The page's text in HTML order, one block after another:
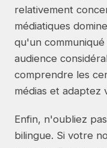
relativement
médiatiques
qu'un
audience
comprendre les
médias et adaptez
Enfin, n'oubliez
bilingue. Si votre